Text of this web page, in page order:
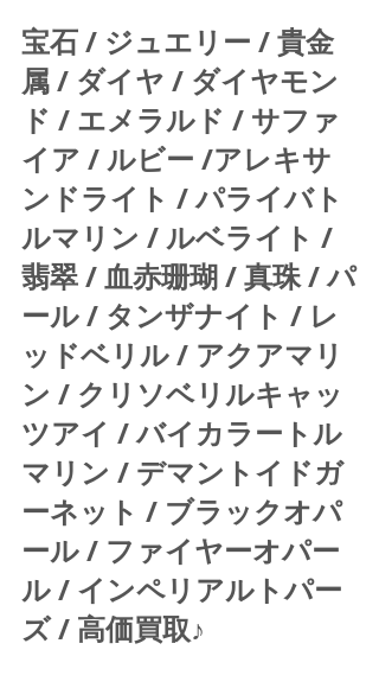
宝石 / ジュエリー / 貴金
属 / ダイヤ / ダイヤモン
ド / エメラルド / サファ
イア / ルビー /アレキサ
ンドライト / パライバト
ルマリン / ルベライト /
翡翠 / 血赤珊瑚 / 真珠 / パ
ール / タンザナイト / レ
ッドベリル / アクアマリ
ン / クリソベリルキャッ
ツアイ / バイカラートル
マリン / デマントイドガ
ーネット / ブラックオパ
ール / ファイヤーオパー
ル / インペリアルトパー
ズ / 高価買取♪